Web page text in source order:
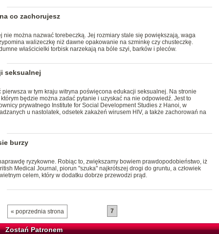
co zachorujesz
nie można nazwać torebeczką. Jej rozmiary stale się powiększają, waga
walizeczkę niż dawne opakowanie na szminkę czy chusteczkę.
właścicielki torbisk narzekają na bóle szyi, barków i pleców.
seksualnej
w tym kraju witryna poświęcona edukacji seksualnej. Na stronie
będzie można zadać pytanie i uzyskać na nie odpowiedź. Jest to
prywatnego Institute for Social Development Studies z Hanoi, w
u nastolatek, odsetek zakażeń wirusem HIV, a także zachorowań na
burzy
ryzykowne. Robiąc to, zwiększamy bowiem prawdopodobieństwo, iż
Medical Journal, piorun "szuka" najkrótszej drogi do gruntu, a człowiek
celem, który w dodatku dobrze przewodzi prąd.
« poprzednia strona 7
Zostań Patronem